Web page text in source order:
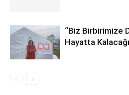
“Biz Birbirimize
Hayatta